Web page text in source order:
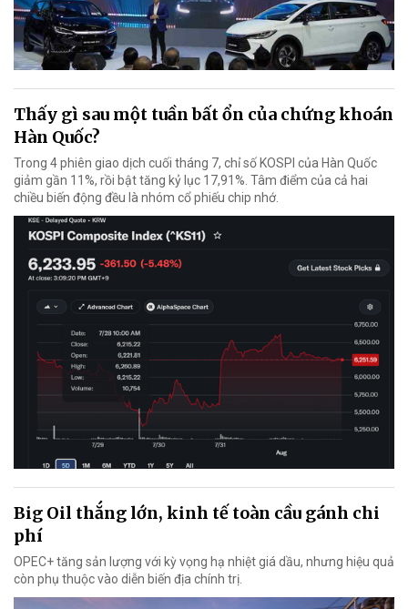
Thấy gì sau một tuần bất ổn của chứng khoán
Hàn Quốc?
Trong 4 phiên giao dịch cuối tháng 7, chỉ số KOSPI của Hàn Quốc
giảm gần 11%, rồi bật tăng kỷ lục 17,91%. Tâm điểm của cả hai
chiều biến động đều là nhóm cổ phiếu chip nhớ.
Big Oil thắng lớn, kinh tế toàn cầu gánh chi
phí
OPEC+ tăng sản lượng với kỳ vọng hạ nhiệt giá dầu, nhưng hiệu quả
còn phụ thuộc vào diễn biến địa chính trị.